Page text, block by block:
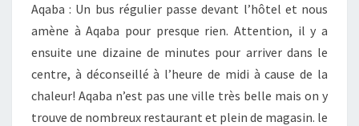
Aqaba : Un bus régulier passe devant l’hôtel et nous
amène à Aqaba pour presque rien. Attention, il y a
ensuite une dizaine de minutes pour arriver dans le
centre, à déconseillé à l’heure de midi à cause de la
chaleur! Aqaba n’est pas une ville très belle mais on y
trouve de nombreux restaurant et plein de magasin. le